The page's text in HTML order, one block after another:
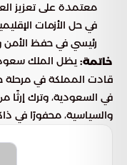
معتمدة على تعزيز
في حل الأزمات
رئيسي في حفظ الأمن
خاتمة: يظل الملك سعود
قادت المملكة في
في السعودية، وترك إرثًا من
والسياسية، محفورًا في